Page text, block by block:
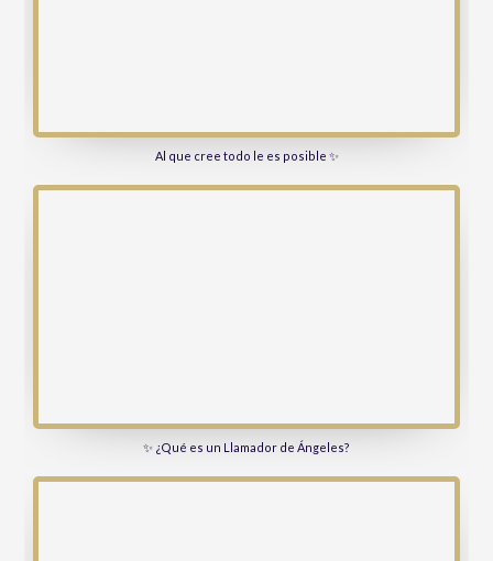
Al que cree todo le es posible ✨
✨ ¿Qué es un Llamador de Ángeles?